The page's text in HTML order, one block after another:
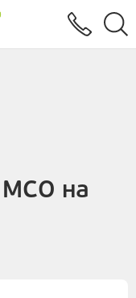
МСО на